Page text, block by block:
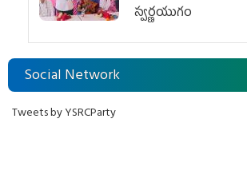
స్వర్ణయుగం
Social Network
Tweets by YSRCParty